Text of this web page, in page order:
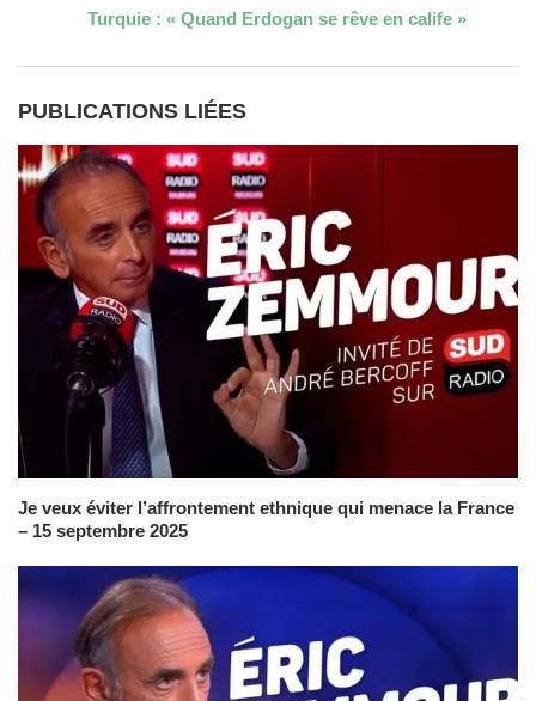
Turquie : « Quand Erdogan se rêve en calife »
PUBLICATIONS LIÉES
Je veux éviter l’affrontement ethnique qui menace la France
– 15 septembre 2025